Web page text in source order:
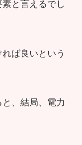
と言えるでし
ば良いという
、結局、電力